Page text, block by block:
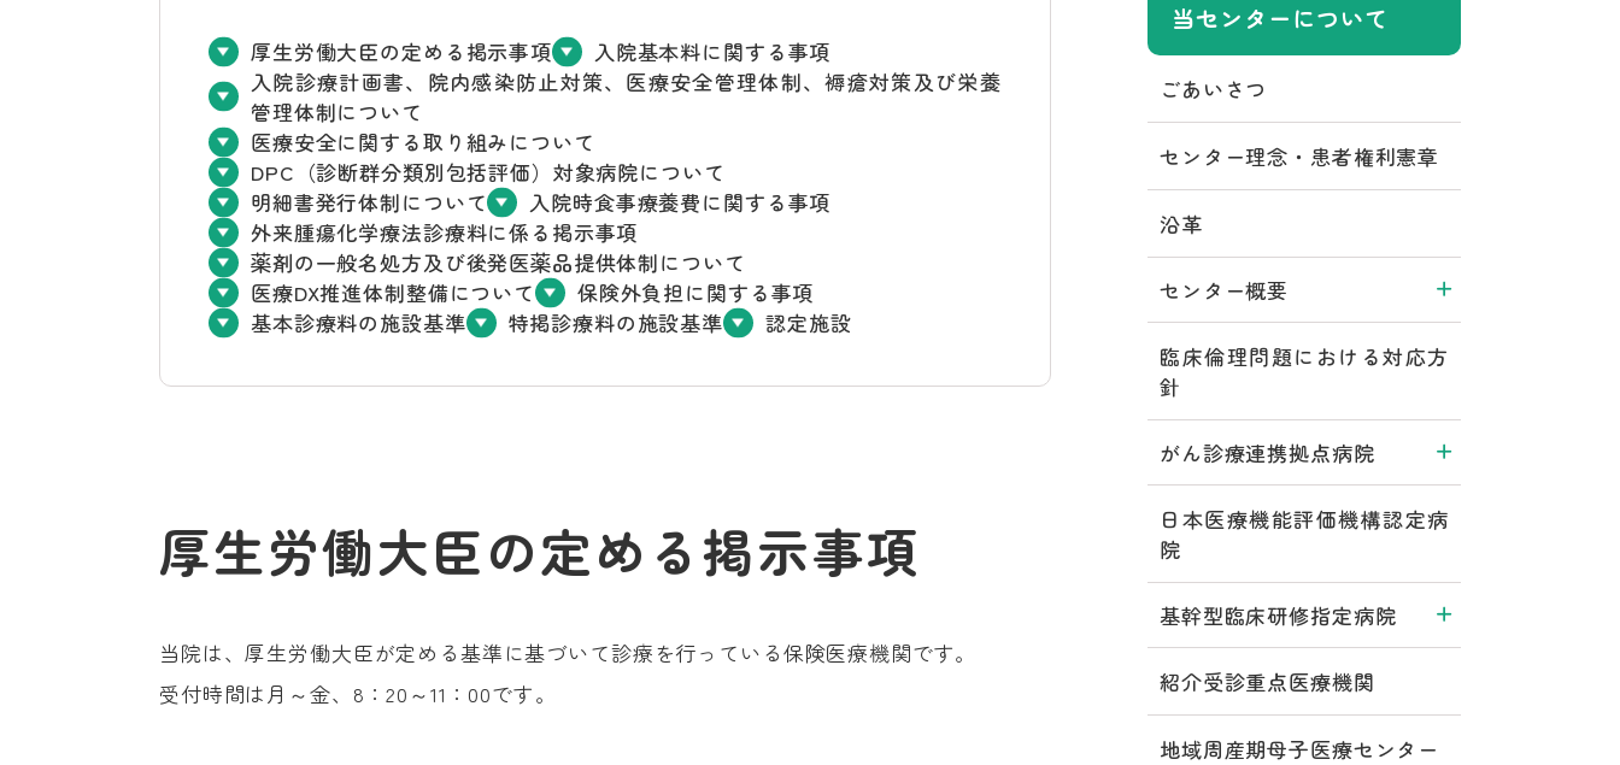
厚生労働大臣の定める掲示事項
入院基本料に関する事項
入院診療計画書、院内感染防止対策、医療安全管理体制、褥瘡対策及び栄養
管理体制について
医療安全に関する取り組みについて
DPC（診断群分類別包括評価）対象病院について
明細書発行体制について
入院時食事療養費に関する事項
外来腫瘍化学療法診療料に係る掲示事項
薬剤の一般名処方及び後発医薬品提供体制について
医療DX推進体制整備について
保険外負担に関する事項
基本診療料の施設基準
特掲診療料の施設基準 認定施設
厚生労働大臣の定める掲示事項
当院は、厚生労働大臣が定める基準に基づいて診療を行っている保険医療機関です。
受付時間は月～金、8：20～11：00です。
当センターについて
ごあいさつ
センター理念・患者権利憲章
沿革
センター概要
臨床倫理問題における対応方
針
がん診療連携拠点病院
日本医療機能評価機構認定病
院
基幹型臨床研修指定病院
紹介受診重点医療機関
地域周産期母子医療センター